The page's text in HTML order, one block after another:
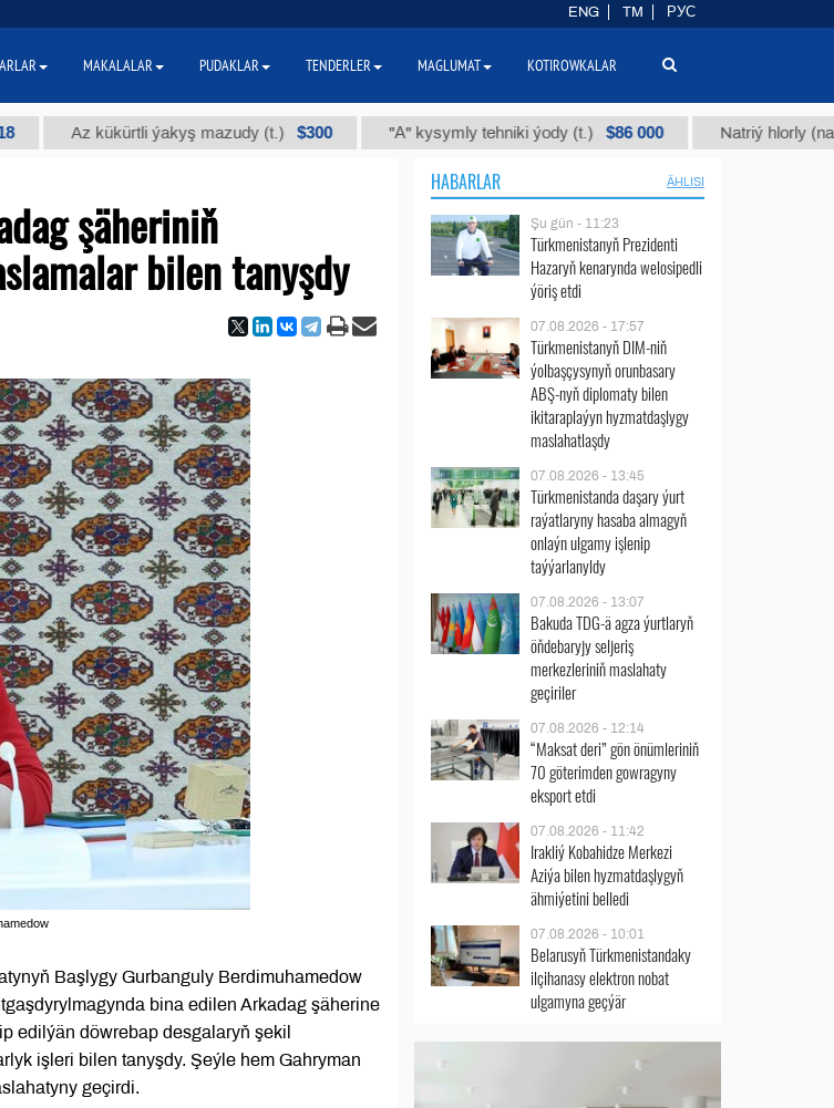
Az kükürtli ýakyş mazudy (t.) $300 "А" kysymly tehniki ýody (t.) $86 000 Natriý hlorly (nahar
şäheriniň
bilen tanyşdy
Başlygy Gurbanguly Berdimuhamedow
bina edilen Arkadag şäherine
edilýän döwrebap desgalaryň şekil
işleri bilen tanyşdy. Şeýle hem Gahryman
geçirdi.
HABARLAR ÄHLISI
Şu gün - 11:23
Türkmenistanyň Prezidenti
Hazaryň kenarynda welosipedli
ýöriş etdi
07.08.2026 - 17:57
Türkmenistanyň DIM-niň
ýolbaşçysynyň orunbasary
ABŞ-nyň diplomaty bilen
ikitaraplaýyn hyzmatdaşlygy
maslahatlaşdy
07.08.2026 - 13:45
Türkmenistanda daşary ýurt
raýatlaryny hasaba almagyň
onlaýn ulgamy işlenip
taýýarlanyldy
07.08.2026 - 13:07
Bakuda TDG-ä agza ýurtlaryň
öňdebaryjy seljeriş
merkezleriniň maslahaty
geçiriler
07.08.2026 - 12:14
“Maksat deri” gön önümleriniň
70 göterimden gowragyny
eksport etdi
07.08.2026 - 11:42
Irakliý Kobahidze Merkezi
Aziýa bilen hyzmatdaşlygyň
ähmiýetini belledi
07.08.2026 - 10:01
Belarusyň Türkmenistandaky
ilçihanasy elektron nobat
ulgamyna geçýär
ENG TM РУС
MAKALALAR PUDAKLAR TENDERLER MAGLUMAT KOTIROWKALAR